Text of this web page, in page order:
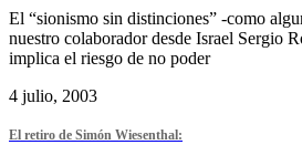
El “sionismo sin distinciones” -como
nuestro colaborador desde Israel Sergio
implica el riesgo de no poder
4 julio, 2003
El retiro de Simón Wiesenthal: